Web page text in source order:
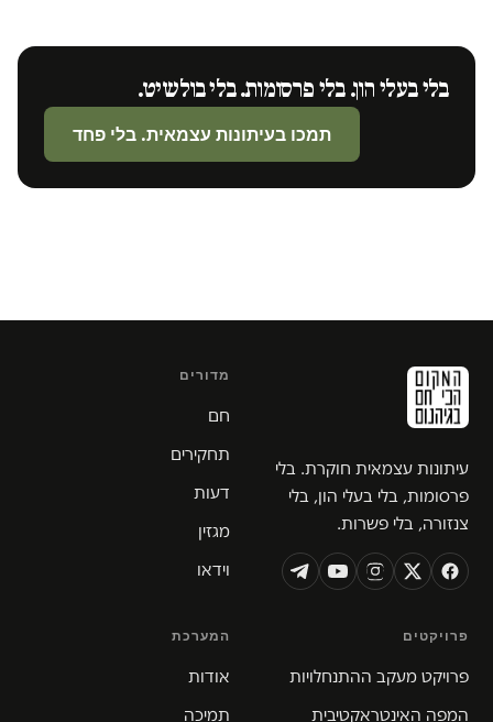
בלי בעלי הון. בלי פרסומות. בלי בולשיט.
תמכו בעיתונות עצמאית. בלי פחד
עיתונות עצמאית חוקרת. בלי
פרסומות, בלי בעלי הון, בלי
צנזורה, בלי פשרות.
מדורים
חם
תחקירים
דעות
מגזין
וידאו
פרויקטים
פרויקט מעקב ההתנחלויות
המפה האינטראקטיבית
המערכת
אודות
תמיכה